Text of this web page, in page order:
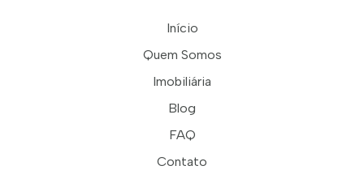
Início
Quem Somos
Imobiliária
Blog
FAQ
Contato